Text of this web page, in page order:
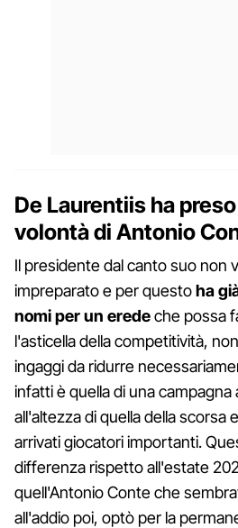
De Laurentiis ha
volontà di Antonio
Il presidente dal canto suo non
impreparato e per questoha
nomi per un eredeche possa
l'asticella della competitività,
ingaggi da ridurre
infatti è quella di una
all'altezza di quella della scorsa
arrivati giocatori importanti.
differenza rispetto all'estate
quell'Antonio Conte che
all'addio poi, optò per la